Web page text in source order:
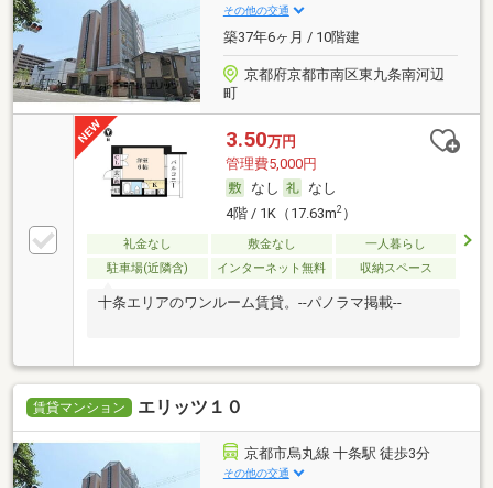
その他の交通
築37年6ヶ月 / 10階建
京都府京都市南区東九条南河辺
町
3.50万円
管理費5,000円
なし
なし
4階 / 1K（17.63m2）
礼金なし 敷金なし
一人暮らし
駐車場(近隣含)
インターネット無料 収納スペース
十条エリアのワンルーム賃貸。--パノラマ掲載--
賃貸マンション エリッツ１０
京都市烏丸線 十条駅 徒歩3分
その他の交通